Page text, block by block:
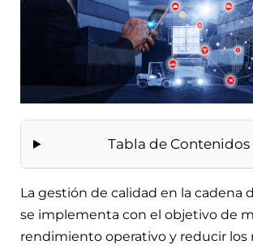
Tabla de Contenidos
La gestión de calidad en la cadena
se implementa con el objetivo de
rendimiento operativo y reducir los